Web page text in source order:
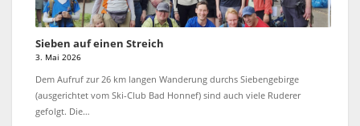
Sieben auf einen Streich
3. Mai 2026
Dem Aufruf zur 26 km langen Wanderung durchs Siebengebirge
(ausgerichtet vom Ski-Club Bad Honnef) sind auch viele Ruderer
gefolgt. Die…